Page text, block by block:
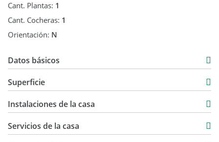
Cant. Plantas: 1
Cant. Cocheras: 1
Orientación: N
Datos básicos
Venta
USD 98.000
Superficie
450 m2
50 m2
Instalaciones de la casa
Servicios de la casa